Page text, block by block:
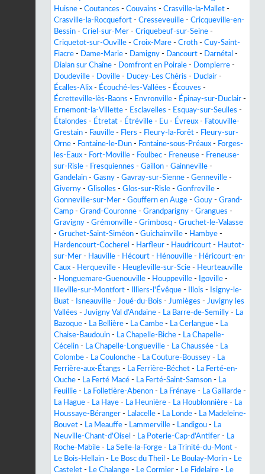
Huisne - Coutances - Couvains - Crasville-la-Mallet -
Crasville-la-Rocquefort - Cresseveuille - Cricqueville-en-
Bessin - Criel-sur-Mer - Criquebeuf-sur-Seine -
Criquetot-sur-Ouville - Croix-Mare - Croth - Cuy-Saint-
Fiacre - Dame-Marie - Damigny - Dancourt - Darnétal -
Dialan sur Chaîne - Domfront en Poiraie - Dompierre -
Doudeville - Doville - Ducey-Les Chéris - Duclair -
Écalles-Alix - Écouché-les-Vallées - Écouves -
Écretteville-lès-Baons - Envronville - Épinay-sur-Duclair -
Ernemont-la-Villette - Esclavelles - Esquay-sur-Seulles -
Étalondes - Étretat - Étréville - Eu - Évreux - Fatouville-
Grestain - Fauville - Flers - Fleury-la-Forêt - Fleury-sur-
Orne - Fontaine-le-Dun - Fontaine-sous-Préaux - Forges-
les-Eaux - Fort-Moville - Foulbec - Freneuse - Freneuse-
sur-Risle - Fresquiennes - Gaillon - Gainneville -
Gandelain - Gasny - Gavray-sur-Sienne - Genneville -
Giverny - Glisolles - Glos-sur-Risle - Gonfreville -
Gonneville-sur-Mer - Gouffern en Auge - Gouy - Grand-
Camp - Grand-Couronne - Grandparigny - Grangues -
Gravigny - Grémonville - Grimbosq - Gruchet-le-Valasse
- Gruchet-Saint-Siméon - Guichainville - Hambye -
Hardencourt-Cocherel - Harfleur - Haudricourt - Hautot-
sur-Mer - Hauville - Hécourt - Hénouville - Héricourt-en-
Caux - Herqueville - Heugleville-sur-Scie - Heurteauville
- Honguemare-Guenouville - Houppeville - Igoville -
Illeville-sur-Montfort - Illiers-l'Évêque - Illois -
Isigny-le-
Buat - Isneauville - Joué-du-Bois - Jumièges - Juvigny les
Vallées - Juvigny Val d'Andaine - La Barre-de-Semilly - La
Bazoque - La Bellière - La Cambe - La Cerlangue - La
Chaise-Baudouin - La Chapelle-Biche - La Chapelle-
Cécelin - La Chapelle-Longueville - La Chaussée - La
Colombe - La Coulonche - La Couture-Boussey - La
Ferrière-aux-Étangs - La Ferrière-Béchet - La Ferté-en-
Ouche - La Ferté Macé - La Ferté-Saint-Samson - La
Feuillie - La Folletière-Abenon - La Frénaye - La Gaillarde -
La Hague - La Haye - La Heunière - La Houblonnière - La
Houssaye-Béranger - Lalacelle - La Londe - La Madeleine-
Bouvet - La Meauffe - Lammerville - Landigou - La
Neuville-Chant-d'Oisel - La Poterie-Cap-d'Antifer - La
Roche-Mabile - La Selle-la-Forge - La Trinité-du-Mont -
Le Bois-Hellain - Le Bosc du Theil - Le Boulay-Morin - Le
Castelet - Le Chalange - Le Cormier - Le Fidelaire - Le